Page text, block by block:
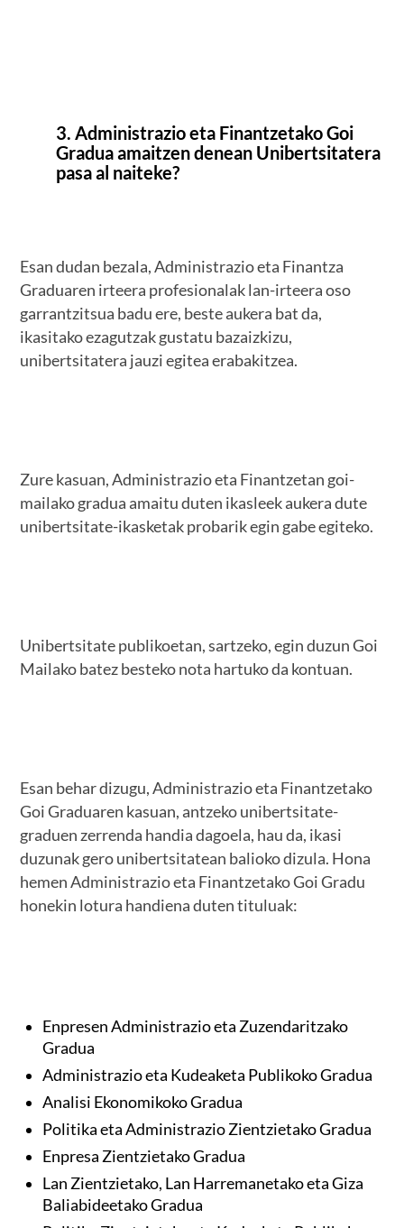
3. Administrazio eta Finantzetako Goi
Gradua amaitzen denean Unibertsitatera
pasa al naiteke?
Esan dudan bezala, Administrazio eta Finantza
Graduaren irteera profesionalak lan-irteera oso
garrantzitsua badu ere, beste aukera bat da,
ikasitako ezagutzak gustatu bazaizkizu,
unibertsitatera jauzi egitea erabakitzea.
Zure kasuan, Administrazio eta Finantzetan goi-
mailako gradua amaitu duten ikasleek aukera dute
unibertsitate-ikasketak probarik egin gabe egiteko.
Unibertsitate publikoetan, sartzeko, egin duzun Goi
Mailako batez besteko nota hartuko da kontuan.
Esan behar dizugu, Administrazio eta Finantzetako
Goi Graduaren kasuan, antzeko unibertsitate-
graduen zerrenda handia dagoela, hau da, ikasi
duzunak gero unibertsitatean balioko dizula. Hona
hemen Administrazio eta Finantzetako Goi Gradu
honekin lotura handiena duten tituluak:
Enpresen Administrazio eta Zuzendaritzako
Gradua
Administrazio eta Kudeaketa Publikoko Gradua
Analisi Ekonomikoko Gradua
Politika eta Administrazio Zientzietako Gradua
Enpresa Zientzietako Gradua
Lan Zientzietako, Lan Harremanetako eta Giza
Baliabideetako Gradua